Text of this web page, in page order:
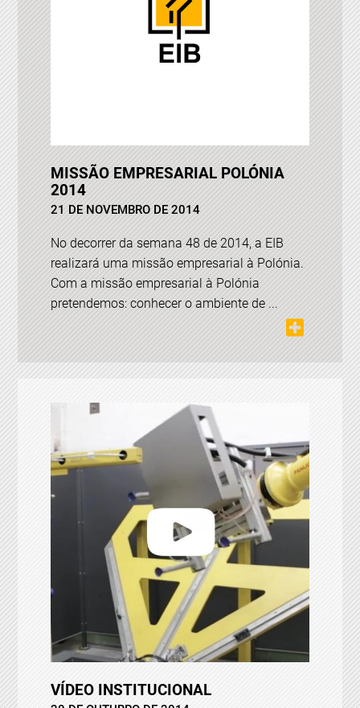
MISSÃO EMPRESARIAL POLÓNIA
2014
21 DE NOVEMBRO DE 2014
No decorrer da semana 48 de 2014, a EIB
realizará uma missão empresarial à Polónia.
Com a missão empresarial à Polónia
pretendemos: conhecer o ambiente de ...
VÍDEO INSTITUCIONAL